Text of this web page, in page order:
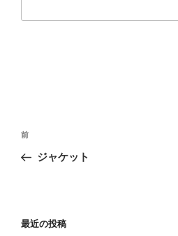
投
ナ
ー
前
の
前
ジャケット
最近の投稿